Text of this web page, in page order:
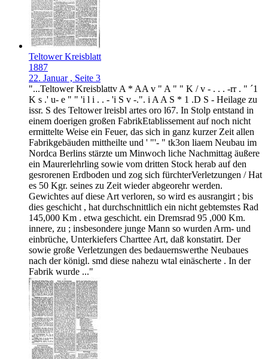
Teltower Kreisblatt
1887
22. Januar , Seite 3
"...Teltower Kreisblattv A * AA v " A " " K / v - . . . -rr . " ´1
K s .' u- e " " 'i l i . . - 'i S v -.". i A A S * 1 .D S - Heilage zu
issr. S des Teltower lreisbl artes oro l67. In Stolp entstand in
einem doerigen großen FabrikEtablissement auf noch nicht
ermittelte Weise ein Feuer, das sich in ganz kurzer Zeit allen
Fabrikgebäuden mittheilte und ' "'- " tk3on liaem Neubau im
Nordca Berlins stärzte um Minwoch liche Nachmittag äußere
ein Maurerlehrling sowie vom dritten Stock herab auf den
gesrorenen Erdboden und zog sich fürchterVerletzungen / Hat
es 50 Kgr. seines zu Zeit wieder abgeorehr werden.
Gewichtes auf diese Art verloren, so wird es ausrangirt ; bis
dies geschicht , hat durchschnittlich ein nicht gebtemstes Rad
145,000 Km . etwa geschicht. ein Dremsrad 95 ,000 Km.
innere, zu ; insbesondere junge Mann so wurden Arm- und
einbrüche, Unterkiefers Charttee Art, daß konstatirt. Der
sowie große Verletzungen des bedauernswerthe Neubaues
nach der königl. smd diese nahezu wtal einäscherte . In der
Fabrik wurde ..."